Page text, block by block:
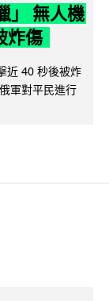
」 無人機
炸傷
近 40 秒後被炸
軍對平民進行